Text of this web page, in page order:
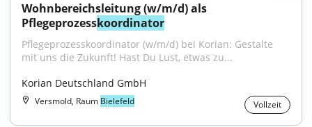
Wohnbereichsleitung (w/m/d) als
Pflegeprozesskoordinator
Pflegeprozesskoordinator (w/m/d) bei Korian: Gestalte
mit uns die Zukunft! Hast Du Lust, etwas zu...
Korian Deutschland GmbH
Versmold, Raum Bielefeld Vollzeit